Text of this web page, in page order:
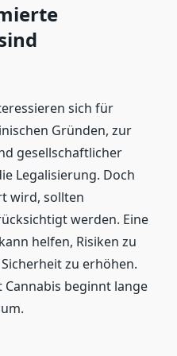
sich für
Gründen, zur
gesellschaftlicher
Legalisierung. Doch
wird, sollten
werden. Eine
helfen, Risiken zu
zu erhöhen.
beginnt lange